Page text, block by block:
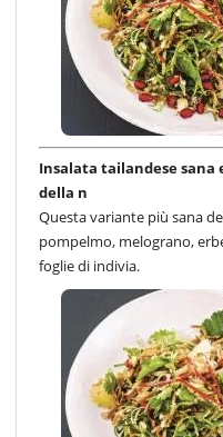
Insalata tailandese sana
della n
Questa variante più sana
pompelmo, melograno,
foglie di indivia.